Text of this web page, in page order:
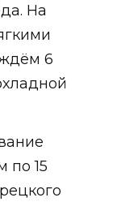
На
6
по 15